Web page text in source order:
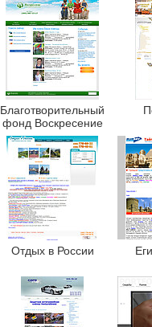
Благотворительный
фонд Воскресение
Отдых в России